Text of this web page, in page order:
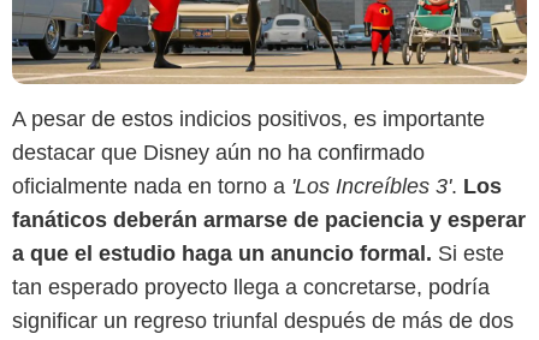
A pesar de estos indicios positivos, es importante
destacar que Disney aún no ha confirmado
oficialmente nada en torno a 'Los Increíbles 3'. Los
fanáticos deberán armarse de paciencia y esperar
a que el estudio haga un anuncio formal. Si este
tan esperado proyecto llega a concretarse, podría
significar un regreso triunfal después de más de dos